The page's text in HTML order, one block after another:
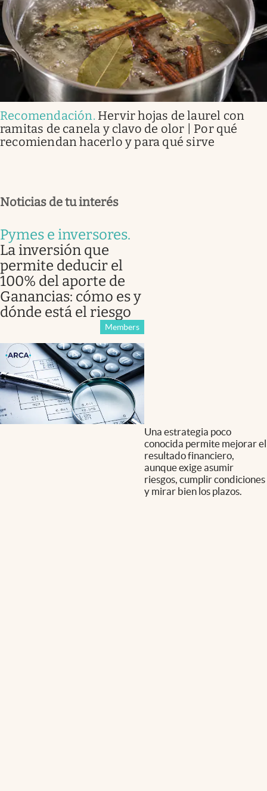
Recomendación. Hervir hojas de laurel con
ramitas de canela y clavo de olor | Por qué
recomiendan hacerlo y para qué sirve
Noticias de tu interés
Pymes e inversores.
La inversión que
permite deducir el
100% del aporte de
Ganancias: cómo es y
dónde está el riesgo
Members
Una estrategia poco
conocida permite mejorar el
resultado financiero,
aunque exige asumir
riesgos, cumplir condiciones
y mirar bien los plazos.